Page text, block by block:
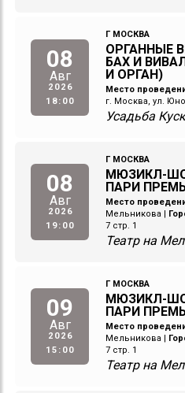
08
Авг
2026
18:00
Г МОСКВА
ОРГАННЫЕ
БАХ И
И ОРГАН)
Место
г. Москва, ул.
Усадьба
08
Авг
2026
19:00
Г МОСКВА
МЮЗИКЛ-
ПАРИ
Место
Мельникова
7 стр. 1
Театр на
09
Авг
2026
15:00
Г МОСКВА
МЮЗИКЛ-
ПАРИ
Место
Мельникова
7 стр. 1
Театр на